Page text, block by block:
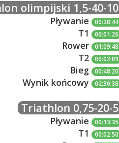
olimpijski 1,5-40-10
Pływanie 00:28:44
T1 00:01:26
Rower 01:09:48
T2 00:02:09
Bieg 00:48:20
Wynik końcowy 02:30:38
Triathlon 0,75-20-5
Pływanie 00:13:35
T1 00:02:50